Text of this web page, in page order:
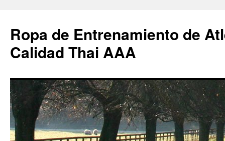
Ropa de Entrenamiento de
Calidad Thai AAA